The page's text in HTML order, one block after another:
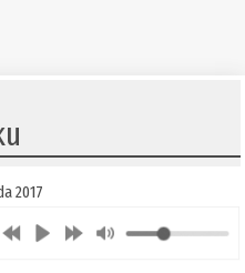
2017